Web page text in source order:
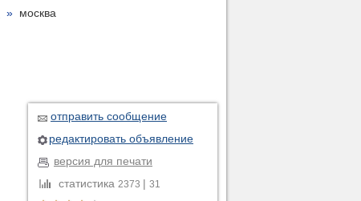
» москва
отправить сообщение
редактировать объявление
версия для печати
статистика 2373 | 31